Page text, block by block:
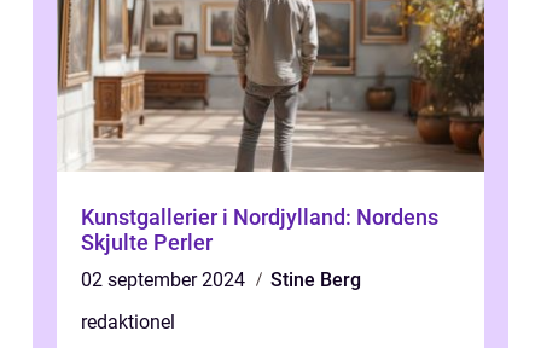
Kunstgallerier i Nordjylland: Nordens
Skjulte Perler
02 september 2024
Stine Berg
redaktionel